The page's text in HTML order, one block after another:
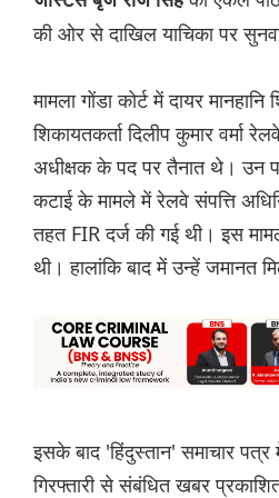
की ओर से दाखिल याचिका पर
मामला गोंडा कोर्ट में दायर
शिकायतकर्ता दिलीप कुमार वर्मा
अधीक्षक के पद पर तैनात थे। उन
कटाई के मामले में रेलवे संपत्ति
तहत FIR दर्ज की गई थी। इस
थी। हालांकि बाद में उन्हें जमानत
इसके बाद 'हिंदुस्तान' समाचार
गिरफ्तारी से संबंधित खबर